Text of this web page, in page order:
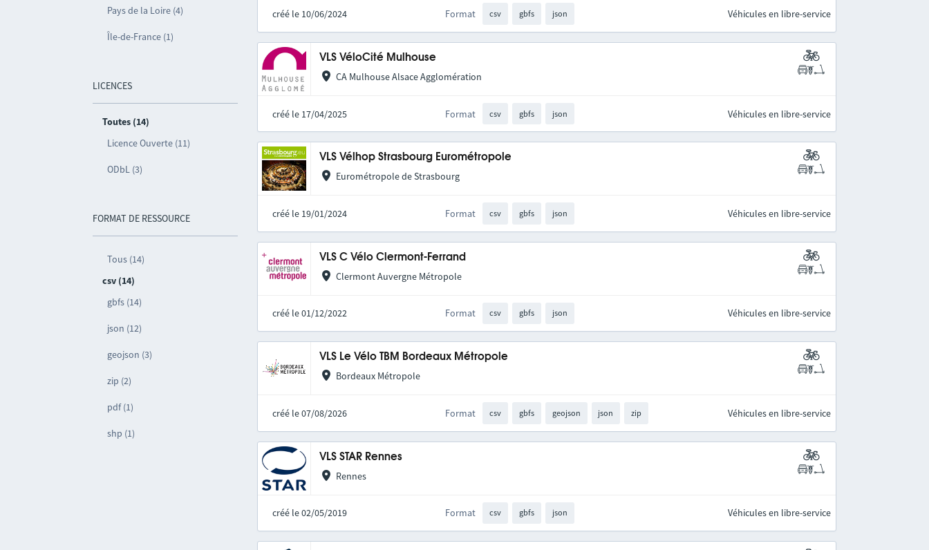
Pays de la Loire (4)
Île-de-France (1)
LICENCES
Toutes (14)
Licence Ouverte (11)
ODbL (3)
FORMAT DE RESSOURCE
Tous (14)
csv (14)
gbfs (14)
json (12)
geojson (3)
zip (2)
pdf (1)
shp (1)
créé le 10/06/2024 Format csv gbfs json Véhicules en libre-service
VLS VéloCité Mulhouse
CA Mulhouse Alsace Agglomération
créé le 17/04/2025 Format csv gbfs json Véhicules en libre-service
VLS Vélhop Strasbourg Eurométropole
Eurométropole de Strasbourg
créé le 19/01/2024 Format csv gbfs json Véhicules en libre-service
VLS C Vélo Clermont-Ferrand
Clermont Auvergne Métropole
créé le 01/12/2022 Format csv gbfs json Véhicules en libre-service
VLS Le Vélo TBM Bordeaux Métropole
Bordeaux Métropole
créé le 07/08/2026 Format csv gbfs geojson json zip Véhicules en libre-service
VLS STAR Rennes
Rennes
créé le 02/05/2019 Format csv gbfs json Véhicules en libre-service